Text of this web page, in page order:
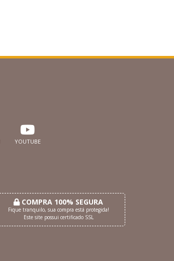
YOUTUBE
COMPRA 100% SEGURA
Fique tranquilo, sua compra está protegida!
Este site possui certificado SSL